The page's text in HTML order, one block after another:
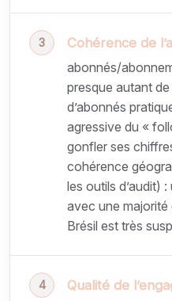
Cohérence de
abonnés/
presque autant de
d’abonnés
agressive du «
gonfler ses
cohérence
les outils d’audit)
avec une majorité
Brésil est très
Qualité de